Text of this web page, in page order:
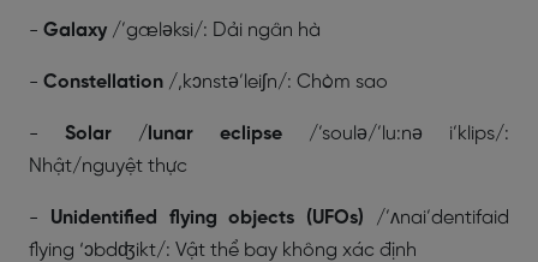
- Galaxy /’gæləksi/: Dải ngân hà
- Constellation /,kɔnstə’leiʃn/: Chòm sao
- Solar /lunar eclipse /’soulə/’lu:nə i’klips/:
Nhật/nguyệt thực
- Unidentified flying objects (UFOs) /’ʌnai’dentifaid
flying ‘ɔbdʤikt/: Vật thể bay không xác định